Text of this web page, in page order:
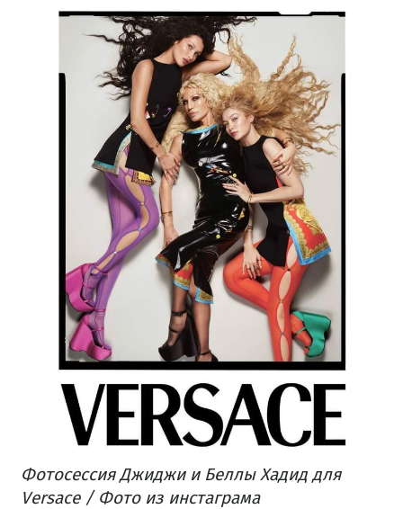
Фотосессия Джиджи и Беллы Хадид для
Versace / Фото из инстаграма